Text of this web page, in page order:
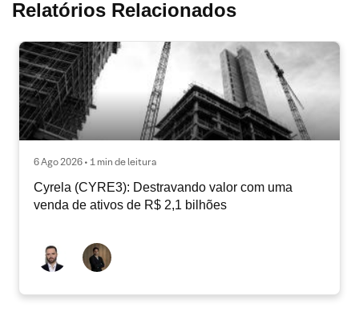
Relatórios Relacionados
6 Ago 2026 • 1 min de leitura
Cyrela (CYRE3): Destravando valor com uma
venda de ativos de R$ 2,1 bilhões